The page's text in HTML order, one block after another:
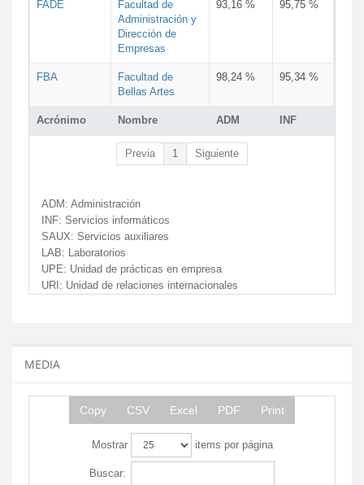
Acrónimo Nombre ADM INF
FADE
Facultad de
Administración y
Dirección de
Empresas
93,16 % 95,75 %
FBA
Facultad de
Bellas Artes
98,24 % 95,34 %
Previa 1 Siguiente
ADM: Administración
INF: Servicios informáticos
SAUX: Servicios auxiliares
LAB: Laboratorios
UPE: Unidad de prácticas en empresa
URI: Unidad de relaciones internacionales
MEDIA
Copy CSV Excel PDF Print
Mostrar items por página
Buscar: